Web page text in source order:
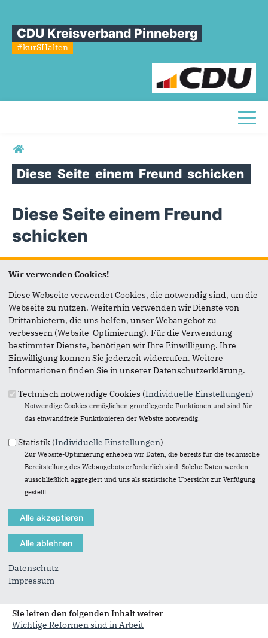
CDU Kreisverband Pinneberg
#kurSHalten
Sie sind hier
Diese Seite einem Freund schicken
Diese Seite einem Freund
schicken
Seite versenden
Vielen Dank, dass Sie die Inhalte unserer Homepage
weiterempfehlen.
Anmerkung: Ihre E-Mail-Adresse wird benötigt um die
Personen, denen Sie die Seite weiterempfehlen, zu
informieren, von wem die Empfehlung kommt, und dass es
kein Spam ist.
Das mit * gekennzeichnete Feld ist ein Pflichtfeld.
Eigene E-Mail-Adresse*
Eigener Name
Sie leiten den folgenden Inhalt weiter
Wichtige Reformen sind in Arbeit
Wir verwenden Cookies!
Diese Webseite verwendet Cookies, die notwendig sind, um die
Webseite zu nutzen. Weiterhin verwenden wir Dienste von
Drittanbietern, die uns helfen, unser Webangebot zu
verbessern (Website-Optimierung). Für die Verwendung
bestimmter Dienste, benötigen wir Ihre Einwilligung. Ihre
Einwilligung können Sie jederzeit widerrufen. Weitere
Informationen finden Sie in unserer Datenschutzerklärung.
Technisch notwendige Cookies (Individuelle Einstellungen)
Notwendige Cookies ermöglichen grundlegende Funktionen und sind für
das einwandfreie Funktionieren der Website notwendig.
Statistik (Individuelle Einstellungen)
Zur Website-Optimierung erheben wir Daten, die bereits für die technische
Bereitstellung des Webangebots erforderlich sind. Solche Daten werden
ausschließlich aggregiert und uns als statistische Übersicht zur Verfügung
gestellt.
Datenschutz
Impressum